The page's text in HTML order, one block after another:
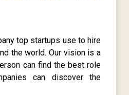
top startups use to hire
the world. Our vision is a
can find the best role
can discover the